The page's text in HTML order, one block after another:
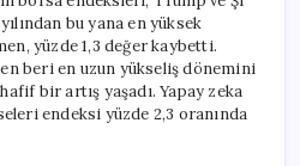
bu yana en yüksek
yüzde 1,3 değer kaybetti.
beri en uzun yükseliş dönemini
bir artış yaşadı. Yapay zeka
endeksi yüzde 2,3 oranında